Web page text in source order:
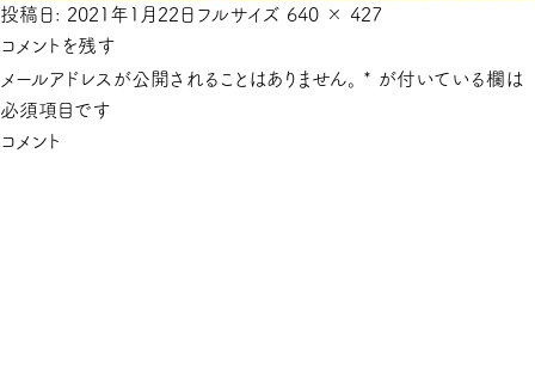
投稿日: 2021年1月22日 フルサイズ 640 × 427
コメントを残す
メールアドレスが公開されることはありません。
* が付いている欄は
必須項目です
コメント